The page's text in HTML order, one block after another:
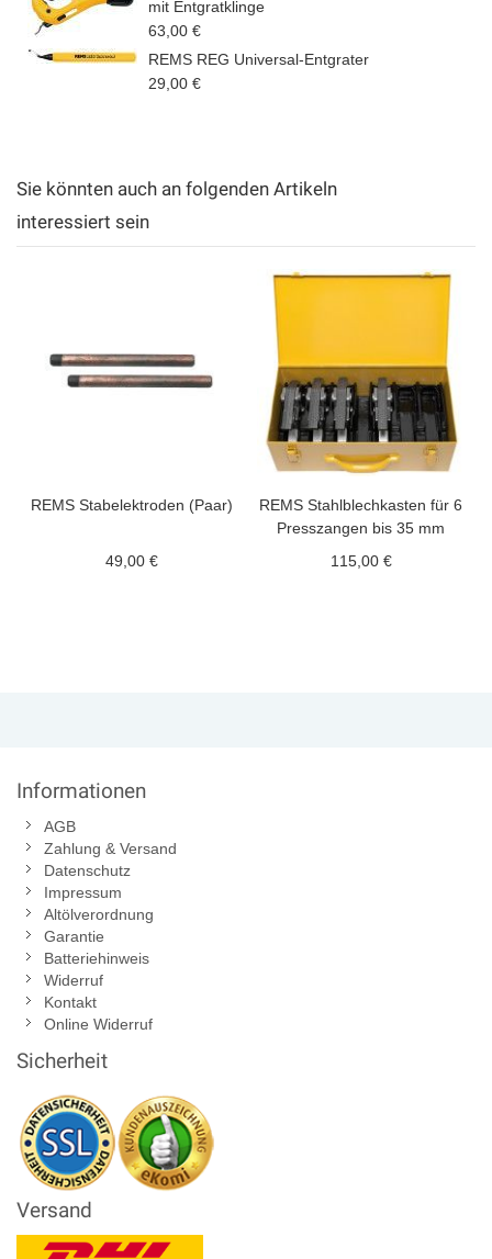
mit Entgratklinge
63,00 €
REMS REG Universal-Entgrater
29,00 €
Sie könnten auch an folgenden Artikeln
interessiert sein
REMS Stabelektroden (Paar)
49,00 €
REMS Stahlblechkasten für 6
Presszangen bis 35 mm
115,00 €
Informationen
AGB
Zahlung & Versand
Datenschutz
Impressum
Altölverordnung
Garantie
Batteriehinweis
Widerruf
Kontakt
Online Widerruf
Sicherheit
Versand